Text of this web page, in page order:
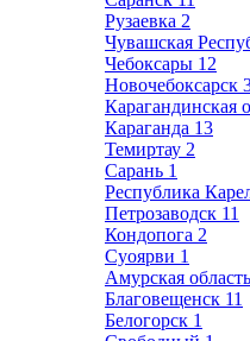
Рузаевка 2
Чувашская
Чебоксары 12
Новочебоксарск
Карагандинская
Караганда 13
Темиртау 2
Сарань 1
Республика
Петрозаводск 11
Кондопога 2
Суоярви 1
Амурская область
Благовещенск 11
Белогорск 1